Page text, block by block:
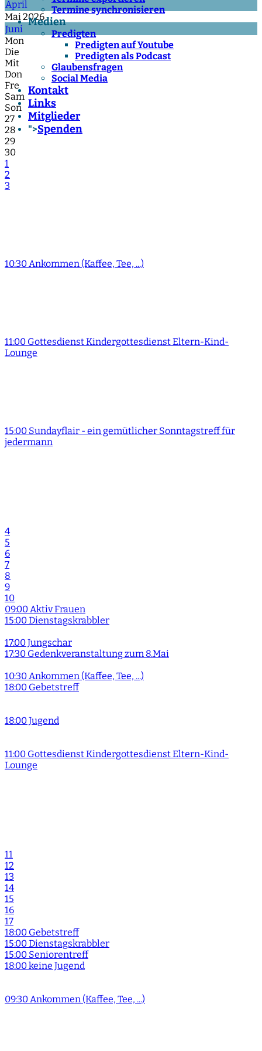
Termine synchronisieren
Medien
Predigten
Predigten auf Youtube
Predigten als Podcast
Glaubensfragen
Social Media
Kontakt
Links
Mitglieder
">Spenden
April
Mai 2026
Juni
Mon
Die
Mit
Don
Fre
Sam
Son
27
28
29
30
1
2
3
10:30 Ankommen (Kaffee, Tee, ...)
11:00 Gottesdienst Kindergottesdienst Eltern-Kind-
Lounge
15:00 Sundayflair - ein gemütlicher Sonntagstreff für
jedermann
4
5
6
7
8
9
10
09:00 Aktiv Frauen
15:00 Dienstagskrabbler
17:00 Jungschar
17:30 Gedenkveranstaltung zum 8.Mai
10:30 Ankommen (Kaffee, Tee, ...)
18:00 Gebetstreff
18:00 Jugend
11:00 Gottesdienst Kindergottesdienst Eltern-Kind-
Lounge
11
12
13
14
15
16
17
18:00 Gebetstreff
15:00 Dienstagskrabbler
15:00 Seniorentreff
18:00 keine Jugend
09:30 Ankommen (Kaffee, Tee, ...)